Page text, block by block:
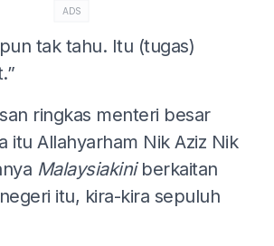
ADS
tak tahu. Itu (tugas)
ringkas menteri besar
itu Allahyarham Nik Aziz Nik
Malaysiakiniberkaitan
itu, kira-kira sepuluh